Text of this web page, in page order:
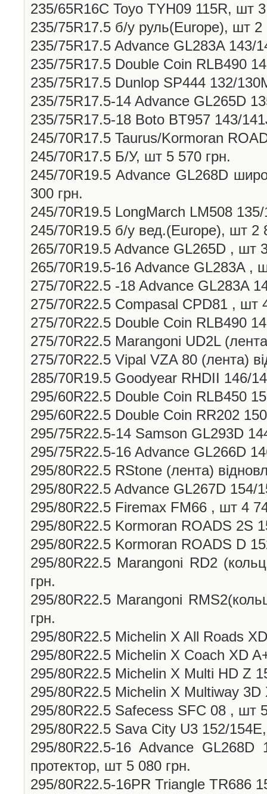
235/65R16С Toyo TYH09 115R, шт
235/75R17.5 б/у руль(Europe), шт 2
235/75R17.5 Advance GL283A 143/
235/75R17.5 Double Coin RLB490
235/75R17.5 Dunlop SP444 132/
235/75R17.5-14 Advance GL265D
235/75R17.5-18 Boto BT957 143/
245/70R17.5 Taurus/Kormoran
245/70R17.5 Б/У, шт 5 570 грн.
245/70R19.5 Advance GL268D
300 грн.
245/70R19.5 LongMarch LM508
245/70R19.5 б/у вед.(Europe), шт 2
265/70R19.5 Advance GL265D , шт
265/70R19.5-16 Advance GL283A ,
275/70R22.5 -18 Advance GL283A
275/70R22.5 Compasal CPD81 , шт
275/70R22.5 Double Coin RLB490
275/70R22.5 Marangoni UD2L
275/70R22.5 Vipal VZA 80 (лента)
285/70R19.5 Goodуear RHDII 146/
295/60R22.5 Double Coin RLB450
295/60R22.5 Double Coin RR202
295/75R22.5-14 Samson GL293D
295/75R22.5-16 Advance GL266D
295/80R22.5 RStone (лента)
295/80R22.5 Advance GL267D 154/
295/80R22.5 Firemax FM66 , шт 4
295/80R22.5 Kormoran ROADS 2S
295/80R22.5 Kormoran ROADS D
295/80R22.5 Marangoni RD2
грн.
295/80R22.5 Marangoni
грн.
295/80R22.5 Michelin X All Roads
295/80R22.5 Michelin X Coach XD
295/80R22.5 Michelin X Multi HD Z
295/80R22.5 Michelin X Multiway
295/80R22.5 Safecess SFC 08 , шт
295/80R22.5 Sava City U3 152/
295/80R22.5-16 Advance
протектор, шт 5 080 грн.
295/80R22.5-16PR Triangle TR686